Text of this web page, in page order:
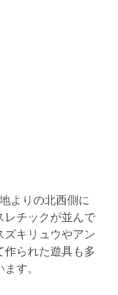
よりの北西側に
レチックが並んで
キリュウやアン
られた遊具も多
す。